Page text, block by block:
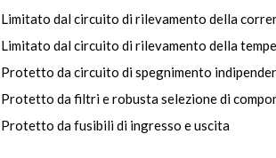
Limitato dal circuito di rilevamento della
Limitato dal circuito di rilevamento della
Protetto da circuito di spegnimento
Protetto da filtri e robusta selezione di
Protetto da fusibili di ingresso e uscita